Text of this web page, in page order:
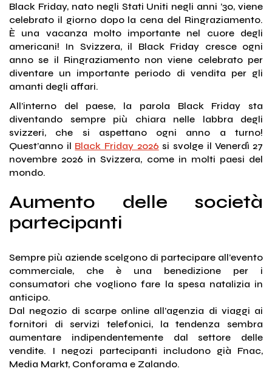
Black Friday, nato negli Stati Uniti negli anni ’30, viene
celebrato il giorno dopo la cena del Ringraziamento.
È una vacanza molto importante nel cuore degli
americani! In Svizzera, il Black Friday cresce ogni
anno se il Ringraziamento non viene celebrato per
diventare un importante periodo di vendita per gli
amanti degli affari.
All’interno del paese, la parola Black Friday sta
diventando sempre più chiara nelle labbra degli
svizzeri, che si aspettano ogni anno a turno!
Quest’anno il Black Friday 2026 si svolge il Venerdì 27
novembre 2026 in Svizzera, come in molti paesi del
mondo.
Aumento delle società
partecipanti
Sempre più aziende scelgono di partecipare all’evento
commerciale, che è una benedizione per i
consumatori che vogliono fare la spesa natalizia in
anticipo.
Dal negozio di scarpe online all’agenzia di viaggi ai
fornitori di servizi telefonici, la tendenza sembra
aumentare indipendentemente dal settore delle
vendite. I negozi partecipanti includono già Fnac,
Media Markt, Conforama e Zalando.